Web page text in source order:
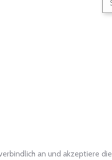
an und akzeptiere die